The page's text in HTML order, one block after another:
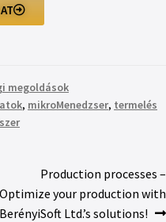
megoldások
, mikroMenedzser, termelés
Production processes –
Optimize your production with
BerényiSoft Ltd.’s solutions!